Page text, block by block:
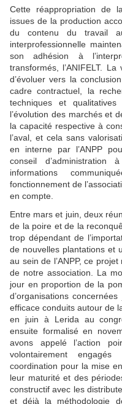
Cette réappropriation de
issues de la production
du contenu du travail
interprofessionnelle
son adhésion à
transformés, l’ANIFELT.
d’évoluer vers la
cadre contractuel, la
techniques et
l’évolution des marchés et
la capacité respective à
l’aval, et cela sans
en interne par l’ANPP
conseil
informations
fonctionnement de
en compte.
Entre mars et juin, deux
de la poire et de la
trop dépendant de
de nouvelles plantations et
au sein de l’ANPP, ce
de notre association. La
jour en proportion de la
d’organisations
efficace conduits autour de
en juin à Lerida au
ensuite formalisé en
avons appelé l’action
volontairement
coordination pour la mise
leur maturité et des
constructif avec les
et déjà la méthodologie